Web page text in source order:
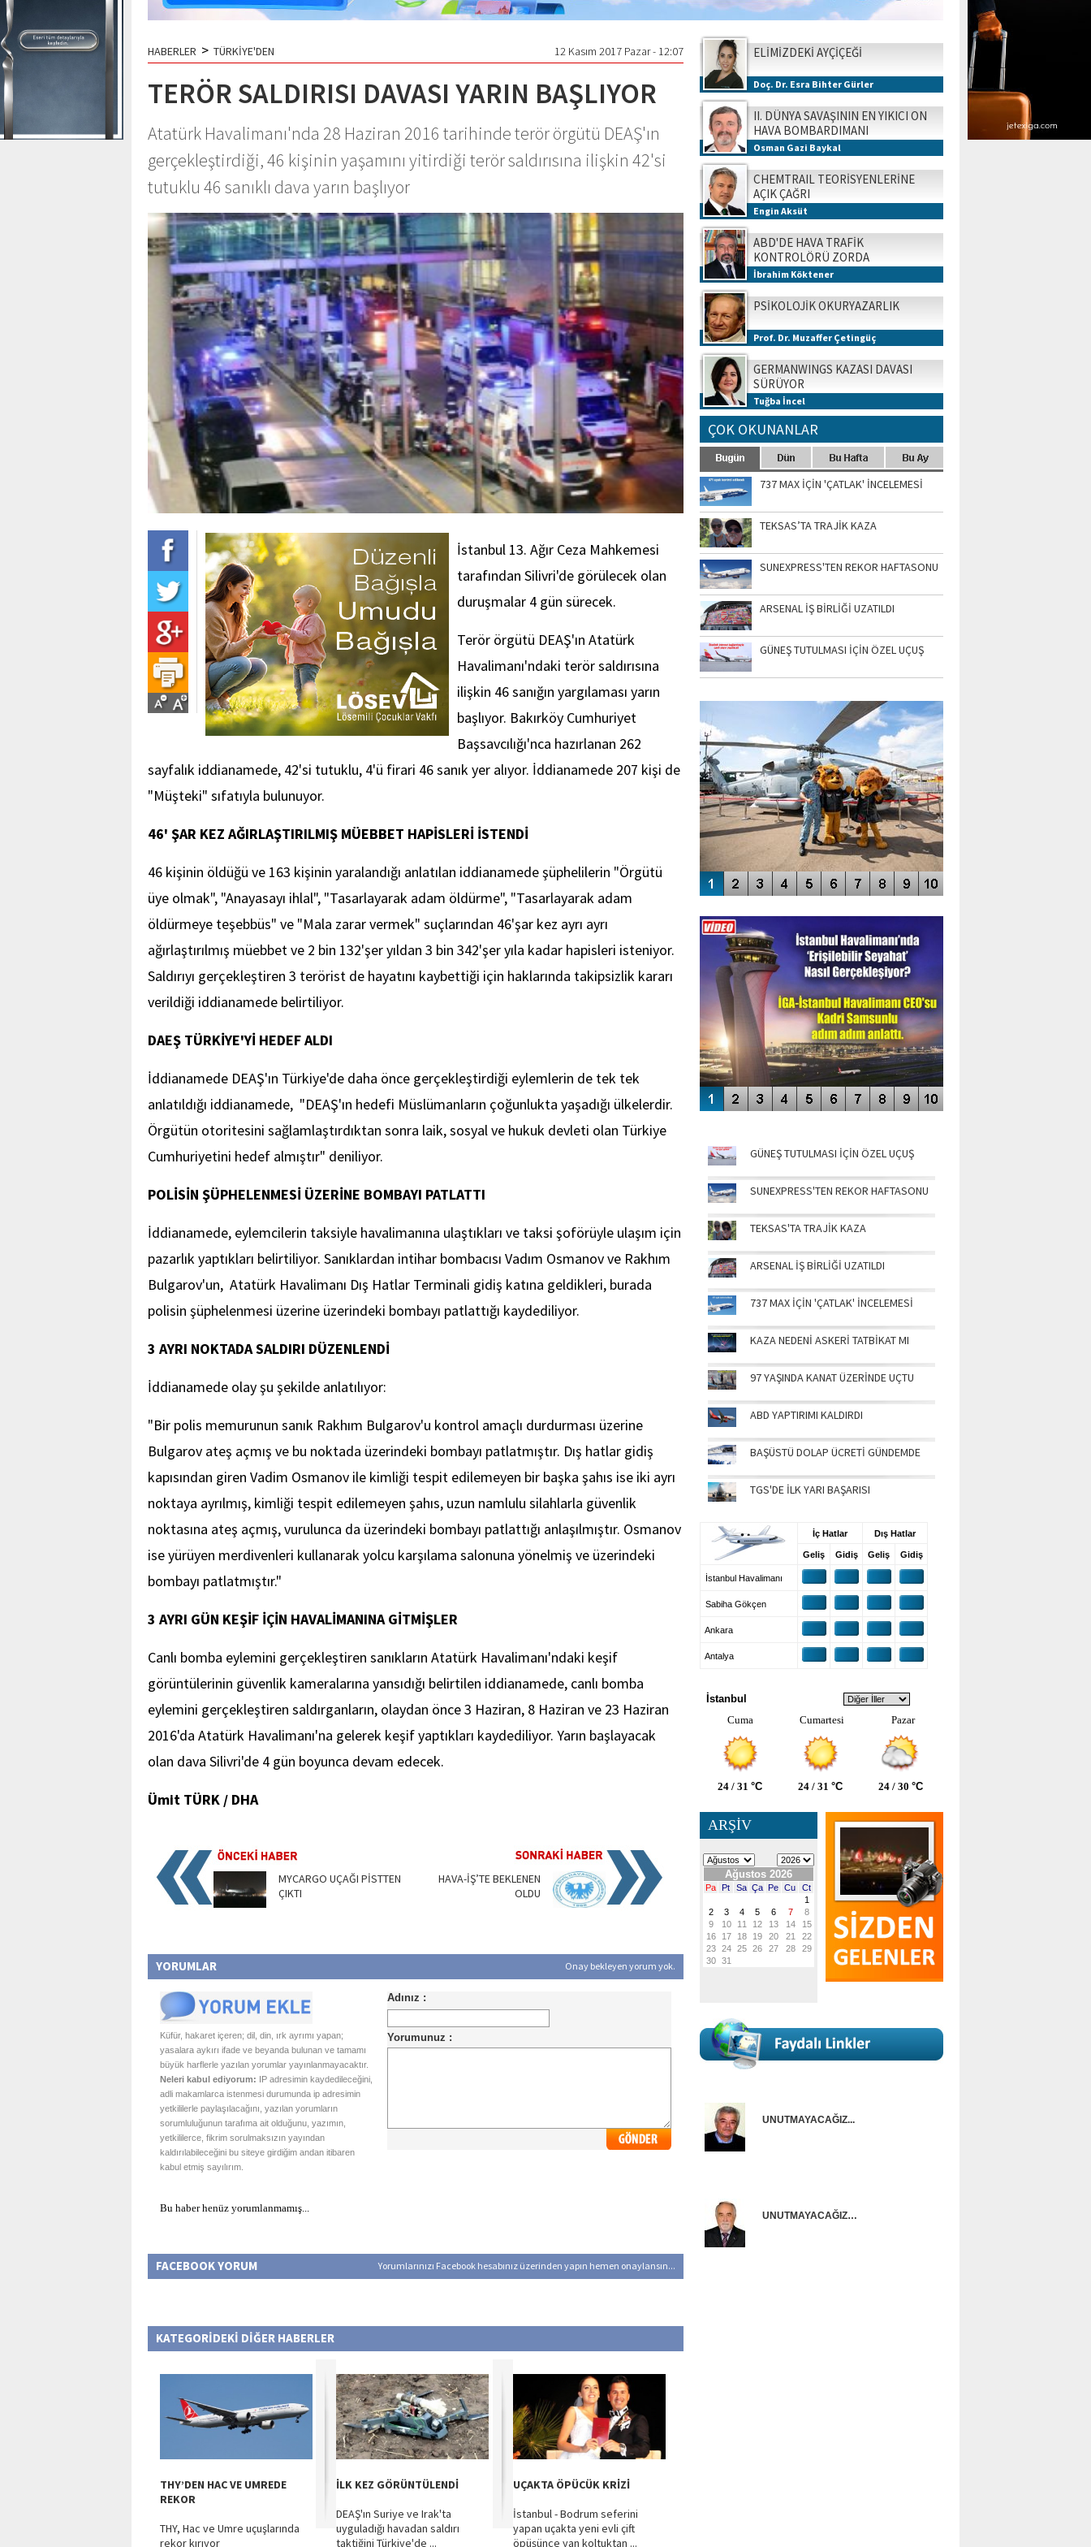
HABERLER > TÜRKİYE'DEN 12 Kasım 2017 Pazar - 12:07
TERÖR SALDIRISI DAVASI YARIN BAŞLIYOR
Atatürk Havalimanı'nda 28 Haziran 2016 tarihinde terör örgütü DEAŞ'ın
gerçekleştirdiği, 46 kişinin yaşamını yitirdiği terör saldırısına ilişkin 42'si
tutuklu 46 sanıklı dava yarın başlıyor
İstanbul 13. Ağır Ceza Mahkemesi
tarafından Silivri'de görülecek olan
duruşmalar 4 gün sürecek.
Terör örgütü DEAŞ'ın Atatürk
Havalimanı'ndaki terör saldırısına
ilişkin 46 sanığın yargılaması yarın
başlıyor. Bakırköy Cumhuriyet
Başsavcılığı'nca hazırlanan 262
sayfalık iddianamede, 42'si tutuklu, 4'ü firari 46 sanık yer alıyor. İddianamede 207 kişi de
"Müşteki" sıfatıyla bulunuyor.
46' ŞAR KEZ AĞIRLAŞTIRILMIŞ MÜEBBET HAPİSLERİ İSTENDİ
46 kişinin öldüğü ve 163 kişinin yaralandığı anlatılan iddianamede şüphelilerin "Örgütü
üye olmak", "Anayasayı ihlal", "Tasarlayarak adam öldürme", "Tasarlayarak adam
öldürmeye teşebbüs" ve "Mala zarar vermek" suçlarından 46'şar kez ayrı ayrı
ağırlaştırılmış müebbet ve 2 bin 132'şer yıldan 3 bin 342'şer yıla kadar hapisleri isteniyor.
Saldırıyı gerçekleştiren 3 terörist de hayatını kaybettiği için haklarında takipsizlik kararı
verildiği iddianamede belirtiliyor.
DAEŞ TÜRKİYE'Yİ HEDEF ALDI
İddianamede DEAŞ'ın Türkiye'de daha önce gerçekleştirdiği eylemlerin de tek tek
anlatıldığı iddianamede, "DEAŞ'ın hedefi Müslümanların çoğunlukta yaşadığı ülkelerdir.
Örgütün otoritesini sağlamlaştırdıktan sonra laik, sosyal ve hukuk devleti olan Türkiye
Cumhuriyetini hedef almıştır" deniliyor.
POLİSİN ŞÜPHELENMESİ ÜZERİNE BOMBAYI PATLATTI
İddianamede, eylemcilerin taksiyle havalimanına ulaştıkları ve taksi şoförüyle ulaşım için
pazarlık yaptıkları belirtiliyor. Sanıklardan intihar bombacısı Vadım Osmanov ve Rakhım
Bulgarov'un, Atatürk Havalimanı Dış Hatlar Terminali gidiş katına geldikleri, burada
polisin şüphelenmesi üzerine üzerindeki bombayı patlattığı kaydediliyor.
3 AYRI NOKTADA SALDIRI DÜZENLENDİ
İddianamede olay şu şekilde anlatılıyor:
"Bir polis memurunun sanık Rakhım Bulgarov'u kontrol amaçlı durdurması üzerine
Bulgarov ateş açmış ve bu noktada üzerindeki bombayı patlatmıştır. Dış hatlar gidiş
kapısından giren Vadim Osmanov ile kimliği tespit edilemeyen bir başka şahıs ise iki ayrı
noktaya ayrılmış, kimliği tespit edilemeyen şahıs, uzun namlulu silahlarla güvenlik
noktasına ateş açmış, vurulunca da üzerindeki bombayı patlattığı anlaşılmıştır. Osmanov
ise yürüyen merdivenleri kullanarak yolcu karşılama salonuna yönelmiş ve üzerindeki
bombayı patlatmıştır."
3 AYRI GÜN KEŞİF İÇİN HAVALİMANINA GİTMİŞLER
Canlı bomba eylemini gerçekleştiren sanıkların Atatürk Havalimanı'ndaki keşif
görüntülerinin güvenlik kameralarına yansıdığı belirtilen iddianamede, canlı bomba
eylemini gerçekleştiren saldırganların, olaydan önce 3 Haziran, 8 Haziran ve 23 Haziran
2016'da Atatürk Havalimanı'na gelerek keşif yaptıkları kaydediliyor. Yarın başlayacak
olan dava Silivri'de 4 gün boyunca devam edecek.
Ümit TÜRK / DHA
MYCARGO UÇAĞI PİSTTEN
ÇIKTI
HAVA-İŞ’TE BEKLENEN
OLDU
YORUMLAR Onay bekleyen yorum yok.
Küfür, hakaret içeren; dil, din, ırk ayrımı yapan;
yasalara aykırı ifade ve beyanda bulunan ve tamamı
büyük harflerle yazılan yorumlar yayınlanmayacaktır.
Neleri kabul ediyorum: IP adresimin kaydedileceğini,
adli makamlarca istenmesi durumunda ip adresimin
yetkililerle paylaşılacağını, yazılan yorumların
sorumluluğunun tarafıma ait olduğunu, yazımın,
yetkililerce, fikrim sorulmaksızın yayından
kaldırılabileceğini bu siteye girdiğim andan itibaren
kabul etmiş sayılırım.
Bu haber henüz yorumlanmamış...
FACEBOOK YORUM Yorumlarınızı Facebook hesabınız üzerinden yapın hemen onaylansın...
KATEGORİDEKİ DİĞER HABERLER
THY’DEN HAC VE UMREDE
REKOR
THY, Hac ve Umre uçuşlarında
rekor kırıyor
İLK KEZ GÖRÜNTÜLENDİ
DEAŞ'ın Suriye ve Irak'ta
uyguladığı havadan saldırı
taktiğini Türkiye'de ...
UÇAKTA ÖPÜCÜK KRİZİ
İstanbul - Bodrum seferini
yapan uçakta yeni evli çift
öpüşünce yan koltuktan ...
ELİMİZDEKİ AYÇİÇEĞİ
Doç. Dr. Esra Bihter Gürler
II. DÜNYA SAVAŞININ EN YIKICI ON
HAVA BOMBARDIMANI
Osman Gazi Baykal
CHEMTRAIL TEORİSYENLERİNE
AÇIK ÇAĞRI
Engin Aksüt
ABD'DE HAVA TRAFİK
KONTROLÖRÜ ZORDA
İbrahim Köktener
PSİKOLOJİK OKURYAZARLIK
Prof. Dr. Muzaffer Çetingüç
GERMANWINGS KAZASI DAVASI
SÜRÜYOR
Tuğba İncel
ÇOK OKUNANLAR
737 MAX İÇİN 'ÇATLAK' İNCELEMESİ
TEKSAS’TA TRAJİK KAZA
SUNEXPRESS'TEN REKOR HAFTASONU
ARSENAL İŞ BİRLİĞİ UZATILDI
GÜNEŞ TUTULMASI İÇİN ÖZEL UÇUŞ
SİNGAPUR AIRSHOW-2020
ENGELLERİN AŞILDIĞI HAVALİMANI
GÜNEŞ TUTULMASI İÇİN ÖZEL UÇUŞ
SUNEXPRESS'TEN REKOR HAFTASONU
TEKSAS'TA TRAJİK KAZA
ARSENAL İŞ BİRLİĞİ UZATILDI
737 MAX İÇİN 'ÇATLAK' İNCELEMESİ
KAZA NEDENİ ASKERİ TATBİKAT MI
97 YAŞINDA KANAT ÜZERİNDE UÇTU
ABD YAPTIRIMI KALDIRDI
BAŞÜSTÜ DOLAP ÜCRETİ GÜNDEMDE
TGS'DE İLK YARI BAŞARISI
İç Hatlar Dış Hatlar
Geliş Gidiş Geliş Gidiş
İstanbul Havalimanı
Sabiha Gökçen
Ankara
Antalya
İstanbul
Cuma
Cumartesi Pazar
24 / 31 °C 24 / 31 °C 24 / 30 °C
ARŞİV
UNUTMAYACAĞIZ...
UNUTMAYACAĞIZ…